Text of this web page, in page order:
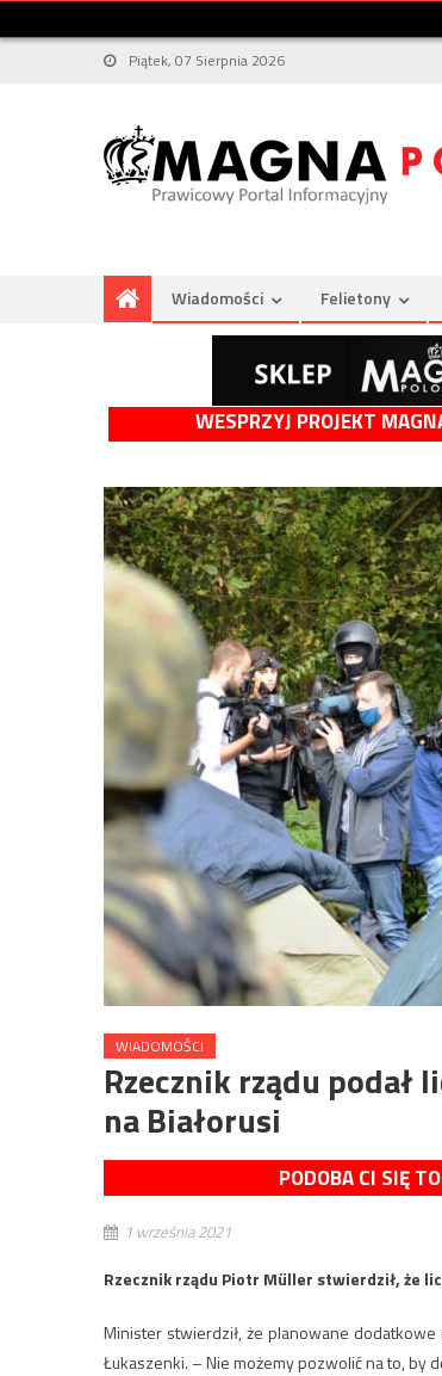
Piątek, 07 Sierpnia 2026
Wiadomości Felietony
WESPRZYJ PROJEKT
WIADOMOŚCI
Rzecznik rządu
na Białorusi
PODOBA CI SIĘ
1 września 2021
Rzecznik rządu Piotr Müller stwierdził, że
Minister stwierdził, że planowane dodatkowe
Łukaszenki. – Nie możemy pozwolić na to, by